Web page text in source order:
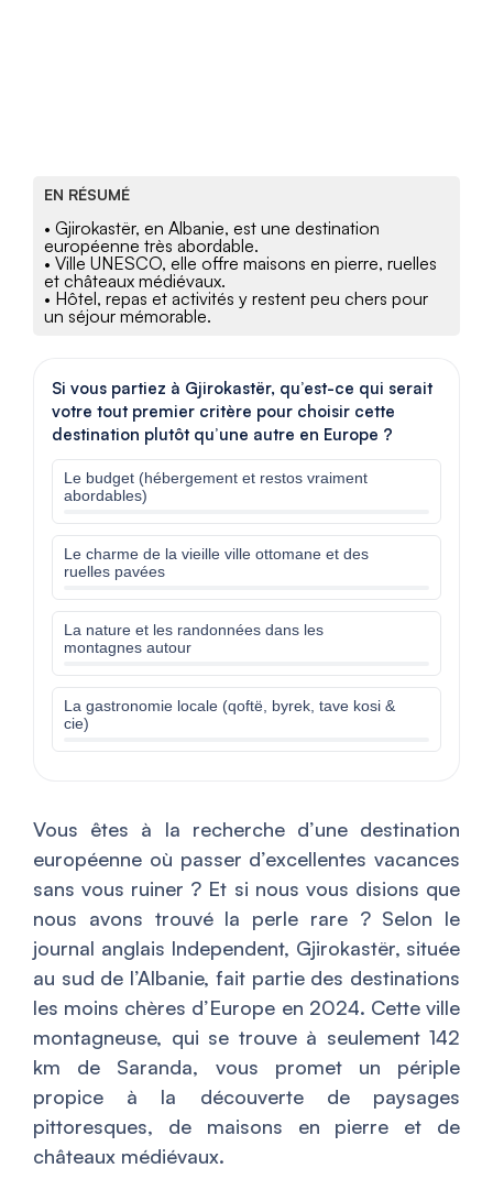
EN RÉSUMÉ
• Gjirokastër, en Albanie, est une destination
européenne très abordable.
• Ville UNESCO, elle offre maisons en pierre, ruelles
et châteaux médiévaux.
• Hôtel, repas et activités y restent peu chers pour
un séjour mémorable.
Si vous partiez à Gjirokastër, qu’est-ce qui serait
votre tout premier critère pour choisir cette
destination plutôt qu’une autre en Europe ?
Le budget (hébergement et restos vraiment
abordables)
Le charme de la vieille ville ottomane et des
ruelles pavées
La nature et les randonnées dans les
montagnes autour
La gastronomie locale (qoftë, byrek, tave kosi &
cie)
Vous êtes à la recherche d’une destination
européenne où passer d’excellentes vacances
sans vous ruiner ? Et si nous vous disions que
nous avons trouvé la perle rare ? Selon le
journal anglais Independent, Gjirokastër, située
au sud de l’Albanie, fait partie des destinations
les moins chères d’Europe en 2024. Cette ville
montagneuse, qui se trouve à seulement 142
km de Saranda, vous promet un périple
propice à la découverte de paysages
pittoresques, de maisons en pierre et de
châteaux médiévaux.